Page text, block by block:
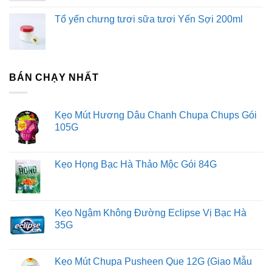
Tổ yến chưng tươi sữa tươi Yến Sợi 200ml
BÁN CHẠY NHẤT
Kẹo Mút Hương Dâu Chanh Chupa Chups Gói
105G
Kẹo Họng Bạc Hà Thảo Mộc Gói 84G
Kẹo Ngậm Không Đường Eclipse Vị Bạc Hà
35G
Kẹo Mút Chupa Pusheen Que 12G (Giao Mẫu